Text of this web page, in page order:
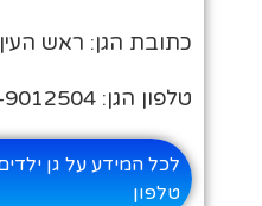
כתובת הגן: ראש העין
טלפון הגן: 03-9012504
לכל המידע על גן
טלפון